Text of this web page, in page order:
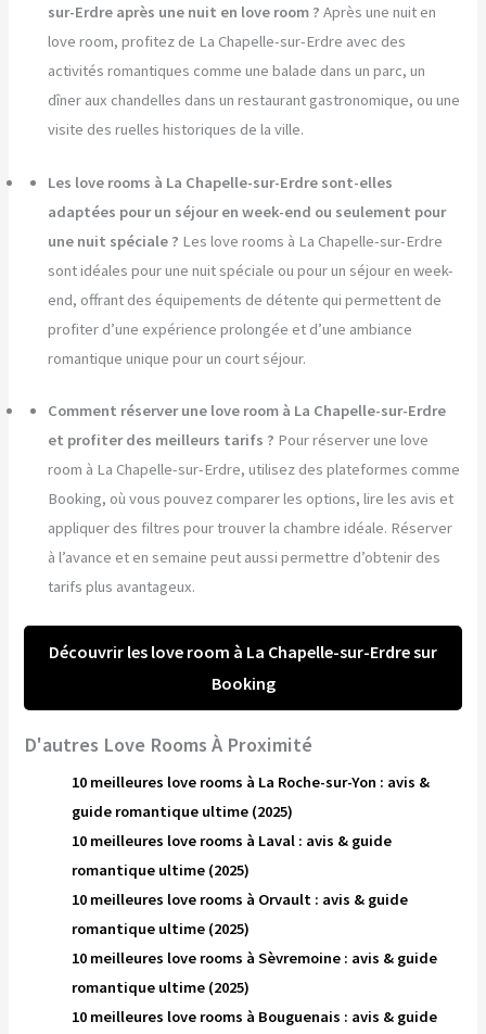
sur-Erdre après une nuit en love room ? Après une nuit en
love room, profitez de La Chapelle-sur-Erdre avec des
activités romantiques comme une balade dans un parc, un
dîner aux chandelles dans un restaurant gastronomique, ou une
visite des ruelles historiques de la ville.
Les love rooms à La Chapelle-sur-Erdre sont-elles
adaptées pour un séjour en week-end ou seulement pour
une nuit spéciale ? Les love rooms à La Chapelle-sur-Erdre
sont idéales pour une nuit spéciale ou pour un séjour en week-
end, offrant des équipements de détente qui permettent de
profiter d’une expérience prolongée et d’une ambiance
romantique unique pour un court séjour.
Comment réserver une love room à La Chapelle-sur-Erdre
et profiter des meilleurs tarifs ? Pour réserver une love
room à La Chapelle-sur-Erdre, utilisez des plateformes comme
Booking, où vous pouvez comparer les options, lire les avis et
appliquer des filtres pour trouver la chambre idéale. Réserver
à l’avance et en semaine peut aussi permettre d’obtenir des
tarifs plus avantageux.
Découvrir les love room à La Chapelle-sur-Erdre sur
Booking
D'autres Love Rooms À Proximité
10 meilleures love rooms à La Roche-sur-Yon : avis &
guide romantique ultime (2025)
10 meilleures love rooms à Laval : avis & guide
romantique ultime (2025)
10 meilleures love rooms à Orvault : avis & guide
romantique ultime (2025)
10 meilleures love rooms à Sèvremoine : avis & guide
romantique ultime (2025)
10 meilleures love rooms à Bouguenais : avis & guide